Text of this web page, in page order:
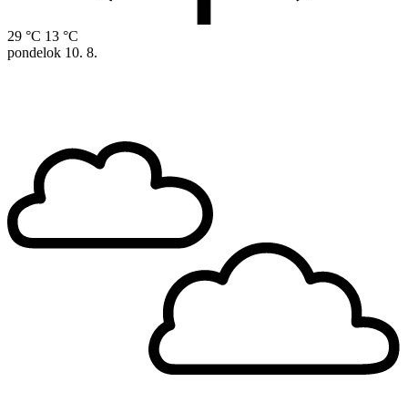
29 °C 13 °C
pondelok 10. 8.